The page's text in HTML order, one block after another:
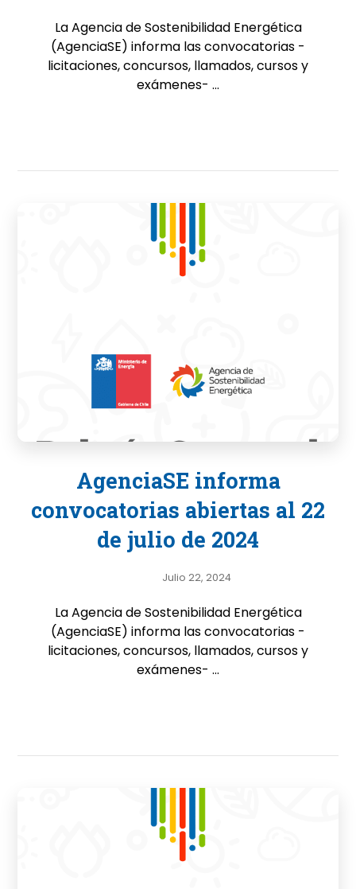
La Agencia de Sostenibilidad Energética
(AgenciaSE) informa las convocatorias -
licitaciones, concursos, llamados, cursos y
exámenes- ...
AgenciaSE informa
convocatorias abiertas al 22
de julio de 2024
Julio 22, 2024
La Agencia de Sostenibilidad Energética
(AgenciaSE) informa las convocatorias -
licitaciones, concursos, llamados, cursos y
exámenes- ...